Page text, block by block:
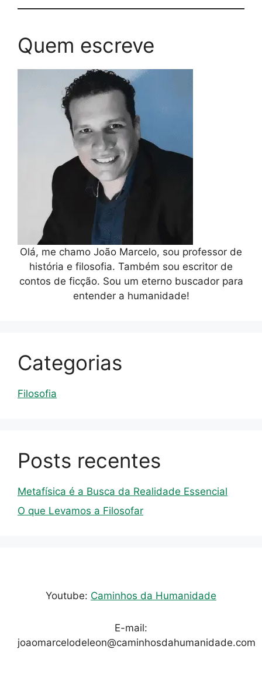
Quem escreve
Olá, me chamo João Marcelo, sou professor de
história e filosofia. Também sou escritor de
contos de ficção. Sou um eterno buscador para
entender a humanidade!
Categorias
Filosofia
Posts recentes
Metafísica é a Busca da Realidade Essencial
O que Levamos a Filosofar
Youtube: Caminhos da Humanidade
E-mail:
joaomarcelodeleon@caminhosdahumanidade.com